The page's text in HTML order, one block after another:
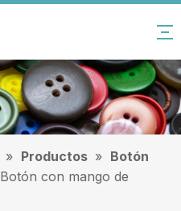
» Productos » Botón
Botón con mango de